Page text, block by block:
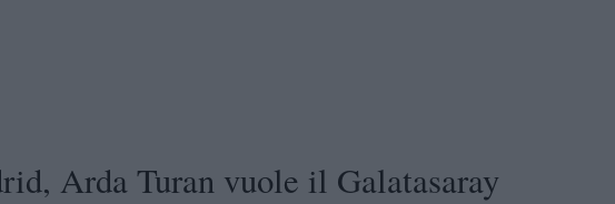
Arda Turan vuole il Galatasaray